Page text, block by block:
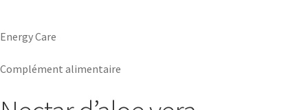
Energy Care
Complément alimentaire